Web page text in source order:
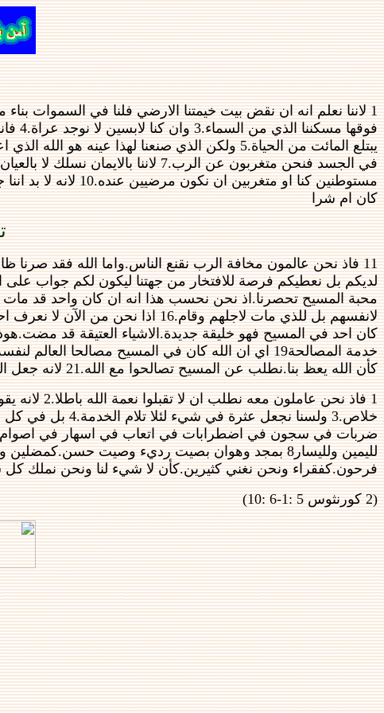
1 لاننا نعلم انه ان نقض بيت خيمتنا الارضي فلنا في السموات بناء من الله بيت غير مصنوع بيد ابدي.2 فاننا في هذه ايضا نئن مشتاقين الى ان نلبس
مستوطنين كنا او
كان ام شرا
11 فاذ نحن عالمون مخافة الرب نقنع الناس.واما الله فقد صرنا ظاهرين له وارجو اننا قد صرنا ظاهرين في ضمائركم ايضا.12 لاننا لسنا نمدح انفسنا
كأن الله يعظ بنا.نطلب عن المسيح تصالحوا مع الله.21 لانه جعل الذي لم يعرف خطية خطية لاجلنا لنصير نحن بر الله فيه
1 فاذ نحن
فرحون.كفقراء ونحن نغني كثيرين.كأن لا شيء لنا ونحن نملك
(2 كورنثوس 5 :1-6 :10)